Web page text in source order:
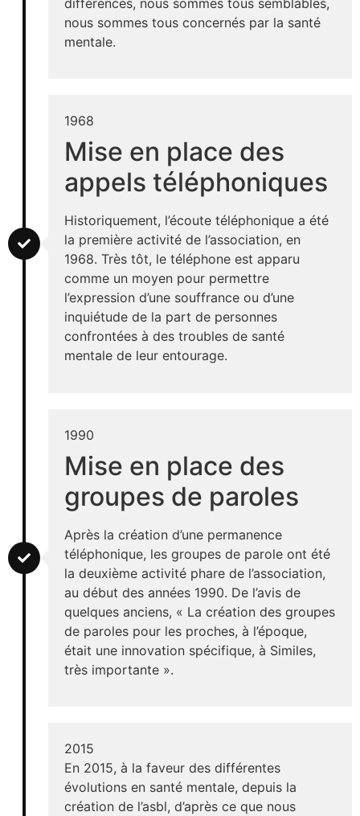
nous sommes tous concernés par la santé
mentale.
1968
Mise en place des
appels téléphoniques
Historiquement, l’écoute téléphonique a été
la première activité de l’association, en
1968. Très tôt, le téléphone est apparu
comme un moyen pour permettre
l’expression d’une souffrance ou d’une
inquiétude de la part de personnes
confrontées à des troubles de santé
mentale de leur entourage.
1990
Mise en place des
groupes de paroles
Après la création d’une permanence
téléphonique, les groupes de parole ont été
la deuxième activité phare de l’association,
au début des années 1990. De l’avis de
quelques anciens, « La création des groupes
de paroles pour les proches, à l’époque,
était une innovation spécifique, à Similes,
très importante ».
2015
En 2015, à la faveur des différentes
évolutions en santé mentale, depuis la
création de l’asbl, d’après ce que nous